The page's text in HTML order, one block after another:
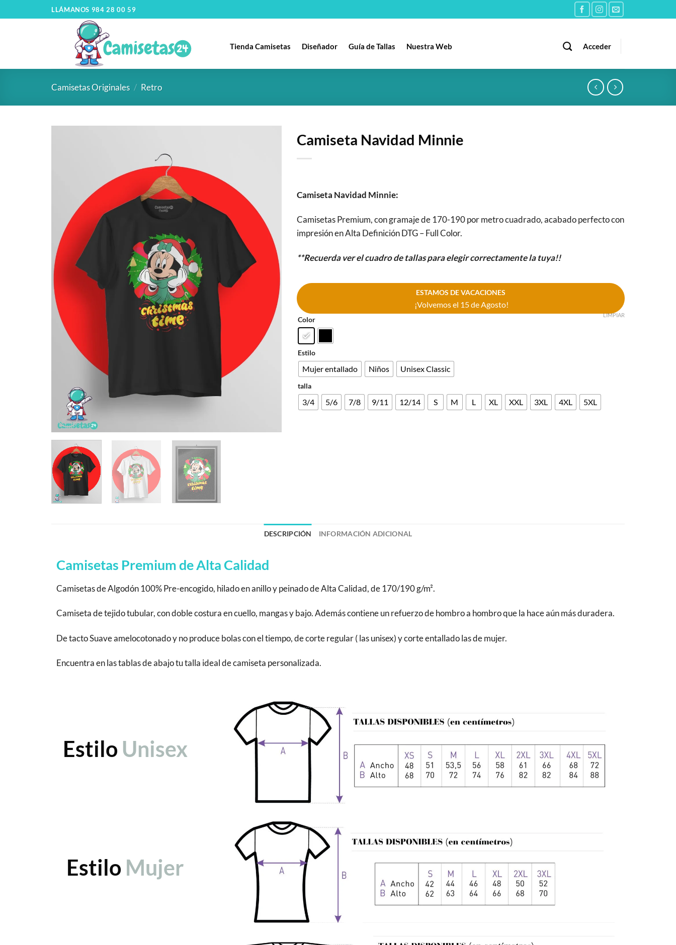
LLÁMANOS 984 28 00 59
Tienda Camisetas Diseñador Guía de Tallas Nuestra Web Acceder
Camisetas Originales / Retro
Camiseta Navidad Minnie
Camiseta Navidad Minnie:
Camisetas Premium, con gramaje de 170-190 por metro cuadrado, acabado perfecto con
impresión en Alta Definición DTG – Full Color.
**Recuerda ver el cuadro de tallas para elegir correctamente la tuya!!
ESTAMOS DE VACACIONES
¡Volvemos el 15 de Agosto!
Color
Estilo
Mujer entallado Niños Unisex Classic
talla
3/4 5/6 7/8 9/11 12/14 S M L XL XXL 3XL 4XL 5XL
LIMPIAR
DESCRIPCIÓN INFORMACIÓN ADICIONAL
Camisetas Premium de Alta Calidad
Camisetas de Algodón 100% Pre-encogido, hilado en anillo y peinado de Alta Calidad, de 170/190 g/m².
Camiseta de tejido tubular, con doble costura en cuello, mangas y bajo. Además contiene un refuerzo de hombro a hombro que la hace aún más duradera.
De tacto Suave amelocotonado y no produce bolas con el tiempo, de corte regular ( las unisex) y corte entallado las de mujer.
Encuentra en las tablas de abajo tu talla ideal de camiseta personalizada.
Estilo Unisex
Estilo Mujer